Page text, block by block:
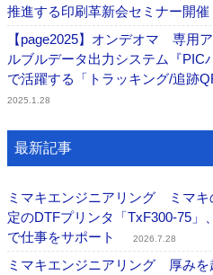
推進する印刷革新会セミナー開催
【page2025】オンデオマ 専用
ルブルデータ出力システム『
で活躍する「トラッキング/追跡
2025.1.28
最新記事
ミマキエンジニアリング ミマキ
定のDTFプリンタ「TxF300-75」
で仕事をサポート
2026.7.28
ミマキエンジニアリング 厚みを